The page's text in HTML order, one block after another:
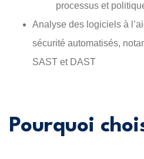
processus et
Analyse des logiciels à
sécurité automatisés,
SAST et DAST
Pourquoi